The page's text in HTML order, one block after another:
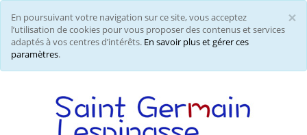
×
En poursuivant votre navigation sur ce site, vous acceptez
l’utilisation de cookies pour vous proposer des contenus et services
adaptés à vos centres d’intérêts. En savoir plus et gérer ces
paramètres.